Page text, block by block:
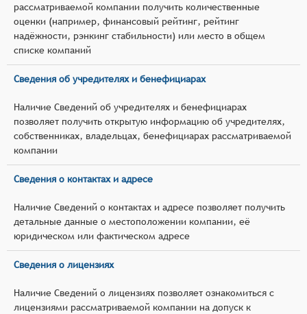
рассматриваемой компании получить количественные
оценки (например, финансовый рейтинг, рейтинг
надёжности, рэнкинг стабильности) или место в общем
списке компаний
Сведения об учредителях и бенефициарах
Наличие Сведений об учредителях и бенефициарах
позволяет получить открытую информацию об учредителях,
собственниках, владельцах, бенефициарах рассматриваемой
компании
Сведения о контактах и адресе
Наличие Сведений о контактах и адресе позволяет получить
детальные данные о местоположении компании, её
юридическом или фактическом адресе
Сведения о лицензиях
Наличие Сведений о лицензиях позволяет ознакомиться с
лицензиями рассматриваемой компании на допуск к